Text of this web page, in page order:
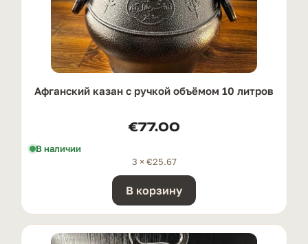
Афганский казан с ручкой oбъёмом 10 литров
€77.00
В наличии
3 × €25.67
В корзину